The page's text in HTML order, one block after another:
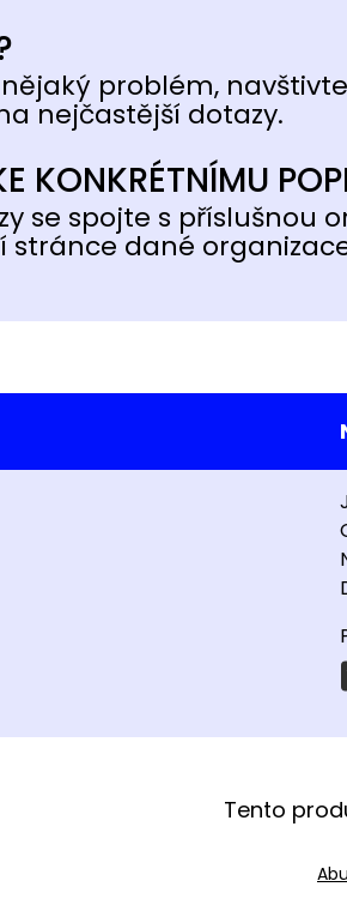
problém,
nejčastější dotazy.
KONKRÉTNÍMU
se spojte s příslušnou
dané
Tento